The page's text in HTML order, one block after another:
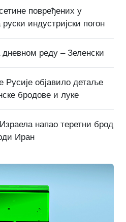
повређених у
индустријски погон
дневном реду – Зеленски
Русије објавило детаље
бродове и луке
напао теретни брод
Иран